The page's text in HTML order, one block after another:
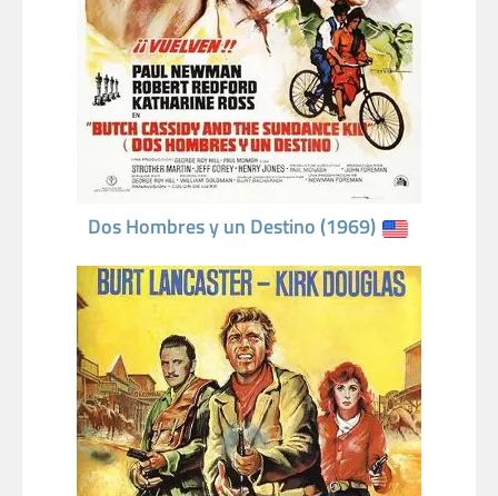
Dos Hombres y un Destino (1969)